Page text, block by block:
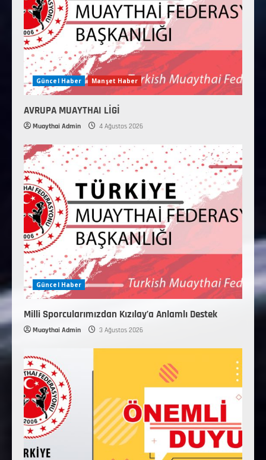
Güncel Haber Manşet Haber
AVRUPA MUAYTHAI LİGİ
Muaythai Admin 4 Ağustos 2026
Güncel Haber
Milli Sporcularımızdan Kızılay’a Anlamlı Destek
Muaythai Admin 3 Ağustos 2026